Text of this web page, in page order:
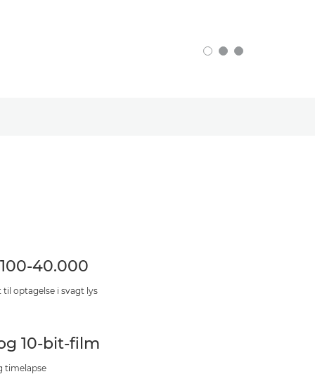
40.000
til optagelse i svagt lys
10-bit-film
timelapse